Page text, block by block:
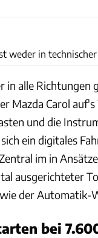
weder in
in alle Richtungen
Mazda Carol
und die
ein digitales
im in
ausgerichteter
der Automatik-
bei